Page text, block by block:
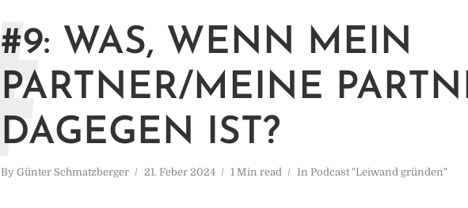
#9: WAS, WENN MEIN
PARTNER/MEINE
DAGEGEN IST?
By Günter Schmatzberger 21. Feber 2024 1 Min read In Podcast "Leiwand gründen"
#